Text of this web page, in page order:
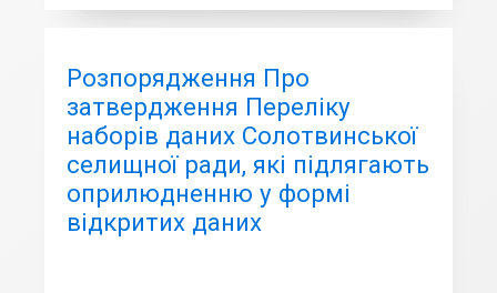
Розпорядження Про
затвердження Переліку
наборів даних Солотвинської
селищної ради, які підлягають
оприлюдненню у формі
відкритих даних